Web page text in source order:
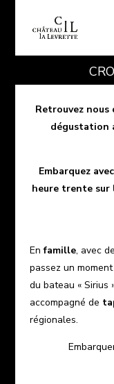
Retrouvez nous
dégustation
Embarquez
heure trente sur
Enfamille, avec
passez un
du bateau « Sirius
accompagné de
régionales.